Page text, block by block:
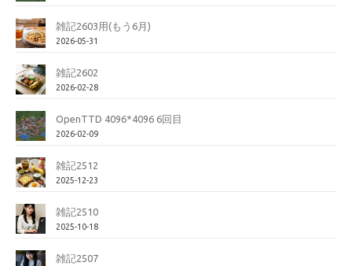
雑記2603用(もう6月)
2026-05-31
雑記2602
2026-02-28
OpenTTD 4096*4096 6回目
2026-02-09
雑記2512
2025-12-23
雑記2510
2025-10-18
雑記2507